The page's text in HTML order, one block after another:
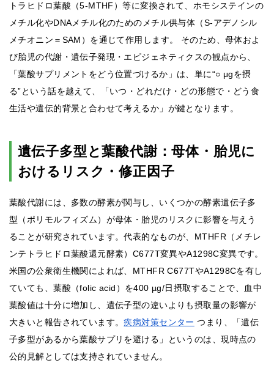
トラヒドロ葉酸（5-MTHF）等に変換されて、ホモシステインの
メチル化やDNAメチル化のためのメチル供与体（S-アデノシル
メチオニン＝SAM）を通じて作用します。 そのため、母体およ
び胎児の代謝・遺伝子発現・エピジェネティクスの観点から、
「葉酸サプリメントをどう位置づけるか」は、単に“○ μgを摂
る”という話を越えて、「いつ・どれだけ・どの形態で・どう食
生活や遺伝的背景と合わせて考えるか」が鍵となります。
遺伝子多型と葉酸代謝：母体・胎児に
おけるリスク・修正因子
葉酸代謝には、多数の酵素が関与し、いくつかの酵素遺伝子多
型（ポリモルフィズム）が母体・胎児のリスクに影響を与えう
ることが研究されています。代表的なものが、MTHFR（メチレ
ンテトラヒドロ葉酸還元酵素）C677T変異やA1298C変異です。
米国の公衆衛生機関によれば、MTHFR C677TやA1298Cを有し
ていても、葉酸（folic acid）を400 µg/日摂取することで、血中
葉酸値は十分に増加し、遺伝子型の違いよりも摂取量の影響が
大きいと報告されています。疾病対策センター つまり、「遺伝
子多型があるから葉酸サプリを避ける」というのは、現時点の
公的見解としては支持されていません。